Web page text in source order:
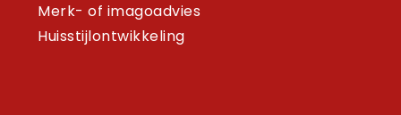
Merk- of imagoadvies
Huisstijlontwikkeling